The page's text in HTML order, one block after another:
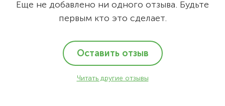
Еще не добавлено ни одного отзыва. Будьте
первым кто это сделает.
Оставить отзыв
Читать другие отзывы